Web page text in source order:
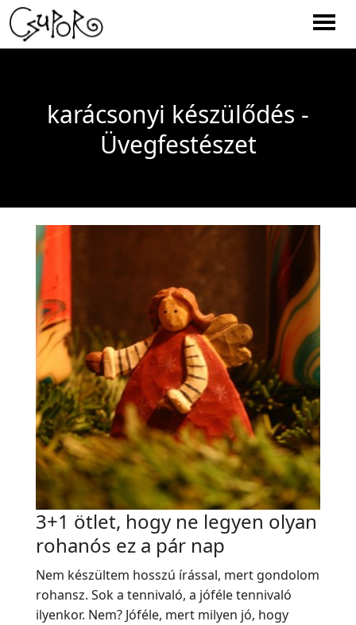
karácsonyi készülődés -
Üvegfestészet
3+1 ötlet, hogy ne legyen olyan
rohanós ez a pár nap
Nem készültem hosszú írással, mert gondolom
rohansz. Sok a tennivaló, a jóféle tennivaló
ilyenkor. Nem? Jóféle, mert milyen jó, hogy